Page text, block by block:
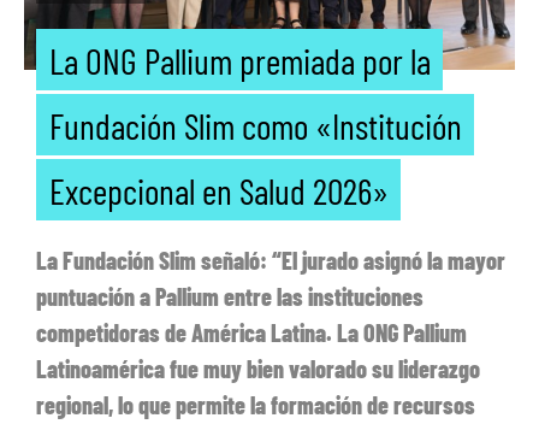
La ONG Pallium premiada por la
Fundación Slim como «Institución
Excepcional en Salud 2026»
La Fundación Slim señaló: “El jurado asignó la mayor
puntuación a Pallium entre las instituciones
competidoras de América Latina. La ONG Pallium
Latinoamérica fue muy bien valorado su liderazgo
regional, lo que permite la formación de recursos